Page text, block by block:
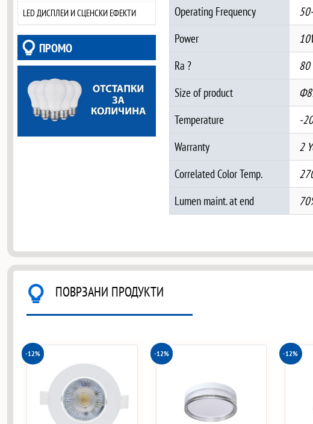
LED ДИСПЛЕИ И СЦЕНСКИ ЕФЕКТИ
ПРОМО
Operating Frequency
Power
Ra ?
80
Size of product
Temperature
-
Warranty
2
Correlated Color Temp.
Lumen maint. at end
ПОВРЗАНИ ПРОДУКТИ
-12% -12% -12%